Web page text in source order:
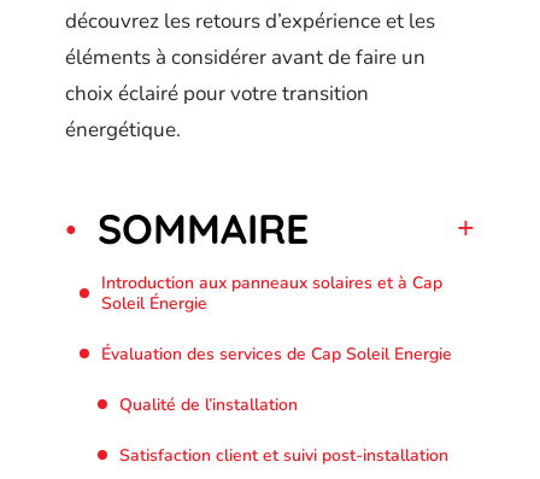
découvrez les retours d’expérience et les
éléments à considérer avant de faire un
choix éclairé pour votre transition
énergétique.
SOMMAIRE
Introduction aux panneaux solaires et à Cap
Soleil Énergie
Évaluation des services de Cap Soleil Energie
Qualité de l’installation
Satisfaction client et suivi post-installation